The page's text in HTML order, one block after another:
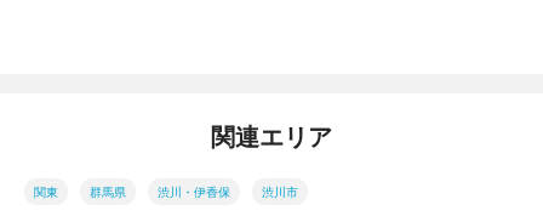
関連エリア
関東 群馬県 渋川・伊香保 渋川市